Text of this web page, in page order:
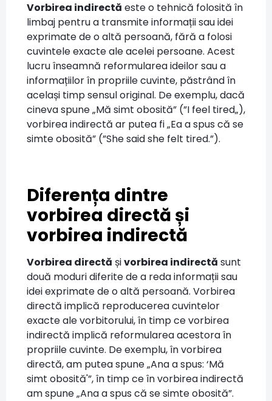
Vorbirea indirectă este o tehnică folosită în
limbaj pentru a transmite informații sau idei
exprimate de o altă persoană, fără a folosi
cuvintele exacte ale acelei persoane. Acest
lucru înseamnă reformularea ideilor sau a
informațiilor în propriile cuvinte, păstrând în
același timp sensul original. De exemplu, dacă
cineva spune „Mă simt obosită” (”I feel tired„),
vorbirea indirectă ar putea fi „Ea a spus că se
simte obosită” (”She said she felt tired.”).
Diferența dintre
vorbirea directă și
vorbirea indirectă
Vorbirea directă șivorbirea indirectă sunt
două moduri diferite de a reda informații sau
idei exprimate de o altă persoană. Vorbirea
directă implică reproducerea cuvintelor
exacte ale vorbitorului, în timp ce vorbirea
indirectă implică reformularea acestora în
propriile cuvinte. De exemplu, în vorbirea
directă, am putea spune „Ana a spus: ‘Mă
simt obosită'”, în timp ce în vorbirea indirectă
am spune „Ana a spus că se simte obosită”.